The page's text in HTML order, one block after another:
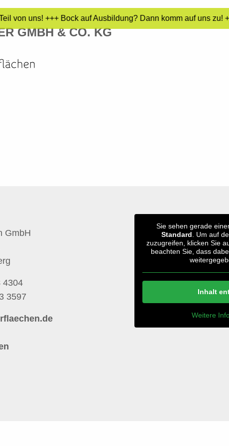
uns! +++ Bock auf Ausbildung? Dann komm auf uns
GMBH & CO. KG
GmbH
4304
3597
Sie sehen gerade
Standard . Um auf
zuzugreifen, klicken Sie
beachten Sie, dass
Inhalt
Weitere